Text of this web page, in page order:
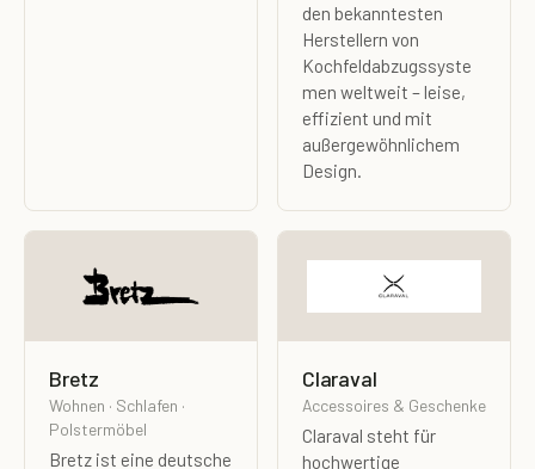
den bekanntesten
Herstellern von
Kochfeldabzugssyste
men weltweit – leise,
effizient und mit
außergewöhnlichem
Design.
Bretz
Wohnen · Schlafen ·
Polstermöbel
Bretz ist eine deutsche
Claraval
Accessoires & Geschenke
Claraval steht für
hochwertige